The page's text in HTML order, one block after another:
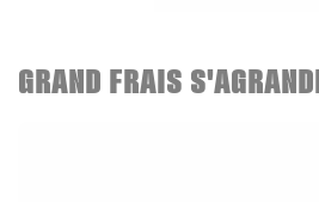
GRAND FRAIS